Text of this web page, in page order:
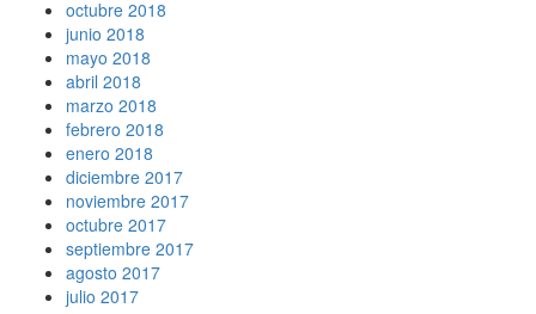
octubre 2018
junio 2018
mayo 2018
abril 2018
marzo 2018
febrero 2018
enero 2018
diciembre 2017
noviembre 2017
octubre 2017
septiembre 2017
agosto 2017
julio 2017